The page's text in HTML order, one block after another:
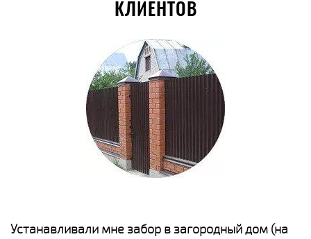
КЛИЕНТОВ
Устанавливали мне забор в загородный дом (на